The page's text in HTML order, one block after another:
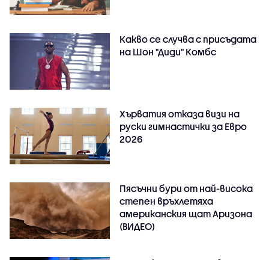
Какво се случва с присъдата
на Шон "Диди" Комбс
Хърватия отказа визи на
руски гимнастички за Евро
2026
Пясъчни бури от най-висока
степен връхлетяха
американския щат Аризона
(ВИДЕО)